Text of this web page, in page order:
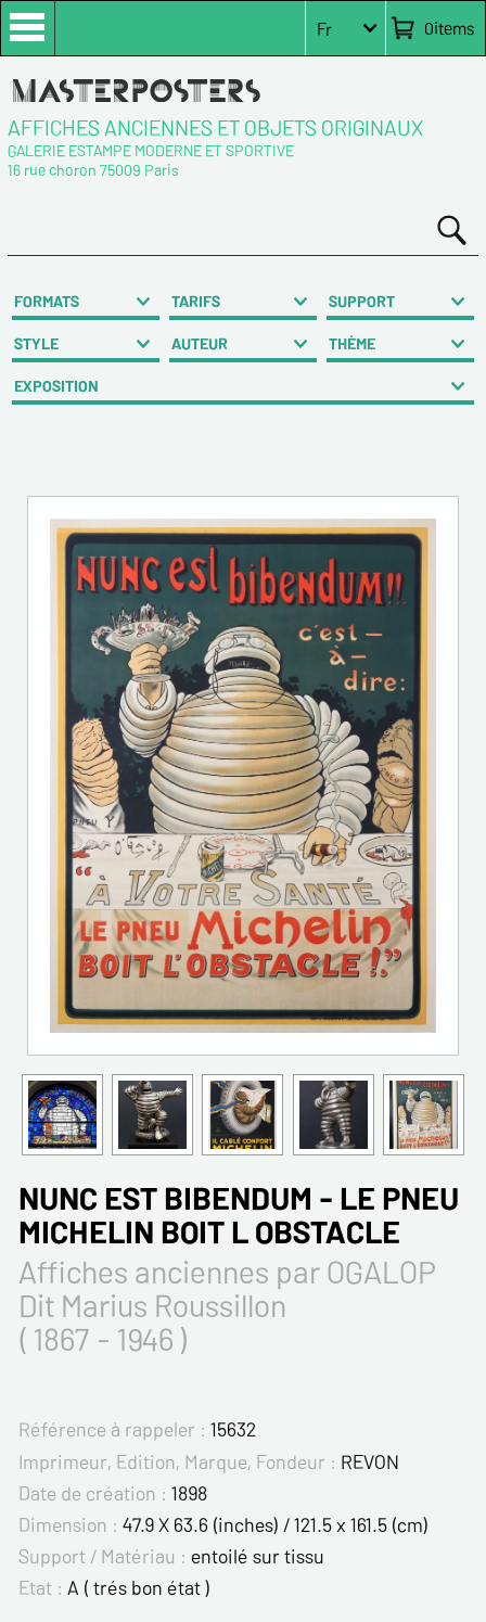
0items
Fr
AFFICHES ANCIENNES ET OBJETS ORIGINAUX
GALERIE ESTAMPE MODERNE ET SPORTIVE
16 rue choron 75009 Paris
FORMATS TARIFS SUPPORT
STYLE AUTEUR THÈME
EXPOSITION
NUNC EST BIBENDUM - LE PNEU
MICHELIN BOIT L OBSTACLE
Affiches anciennes par OGALOP
Dit Marius Roussillon
( 1867 - 1946 )
Référence à rappeler : 15632
Imprimeur, Edition, Marque, Fondeur : REVON
Date de création : 1898
Dimension : 47.9 X 63.6 (inches) / 121.5 x 161.5 (cm)
Support / Matériau : entoilé sur tissu
Etat : A ( trés bon état )